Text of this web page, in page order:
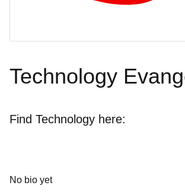
Technology
Find Technology here:
No bio yet